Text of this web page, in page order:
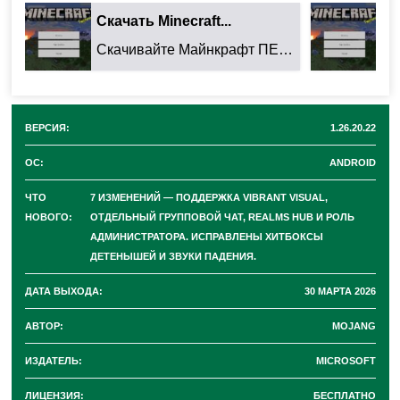
Mojang продолжает активно развивать бета-ветку
Minecraft для Android
сборка1.26.20.22
приносит не просто исправления, а
визуальной составляющей и удобстве управления
значительных изменений, исправили 19 ошибок и
внедрили 39 технических улучшенийдля создателей
7 главных изменений в
версии 1.26.20.22
Скачать Minecraft...
Скачивайте Майнкрафт ПЕ 26.32.02 для Android: ...
ВЕРСИЯ: 1.26.20.22
ОС: ANDROID
ЧТО
НОВОГО:
7 ИЗМЕНЕНИЙ — ПОДДЕРЖКА VIBRANT VISUAL,
ОТДЕЛЬНЫЙ ГРУППОВОЙ ЧАТ, REALMS HUB И РОЛЬ
АДМИНИСТРАТОРА. ИСПРАВЛЕНЫ ХИТБОКСЫ
ДЕТЕНЫШЕЙ И ЗВУКИ ПАДЕНИЯ.
ДАТА ВЫХОДА: 30 МАРТА 2026
АВТОР: MOJANG
ИЗДАТЕЛЬ: MICROSOFT
ЛИЦЕНЗИЯ: БЕСПЛАТНО